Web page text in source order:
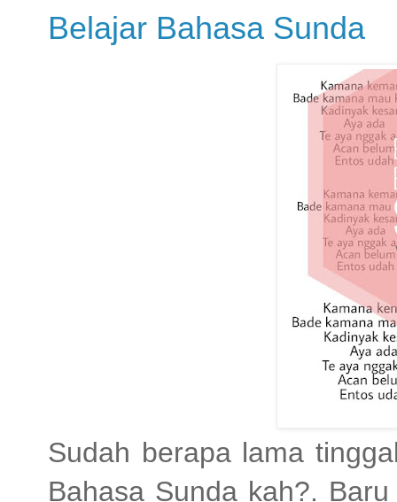
Belajar Bahasa Sunda
Sudah berapa lama
Bahasa Sunda kah?.